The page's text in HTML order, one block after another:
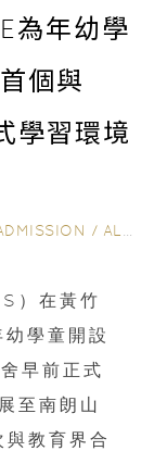
為年幼學
個與
學習環境
/ ALL EDUCATION
）在黃竹
學童開設
早前正式
至南朗山
教育界合